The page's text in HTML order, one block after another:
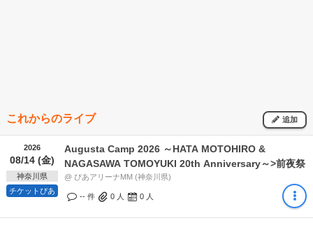
これからのライブ 追加
2026
08/14 (金)
神奈川県
チケットぴあ
Augusta Camp 2026 ～HATA MOTOHIRO &
NAGASAWA TOMOYUKI 20th Anniversary～>前夜祭
@ ぴあアリーナMM (神奈川県)
-- 件 0 人 0 人